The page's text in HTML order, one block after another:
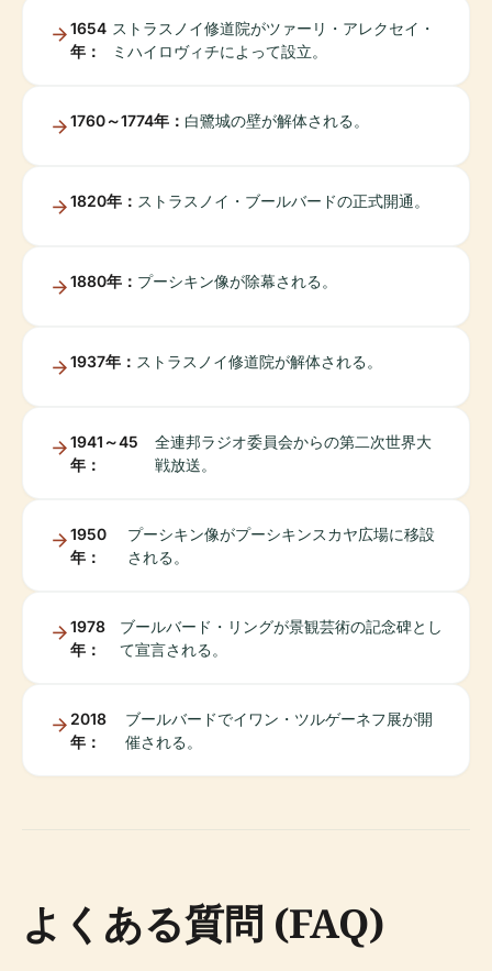
1654
年：
ストラスノイ修道院がツァーリ・アレクセイ・
ミハイロヴィチによって設立。
1760～1774年： 白鷺城の壁が解体される。
1820年： ストラスノイ・ブールバードの正式開通。
1880年： プーシキン像が除幕される。
1937年： ストラスノイ修道院が解体される。
1941～45
年：
全連邦ラジオ委員会からの第二次世界大
戦放送。
1950
年：
プーシキン像がプーシキンスカヤ広場に移設
される。
1978
年：
ブールバード・リングが景観芸術の記念碑とし
て宣言される。
2018
年：
ブールバードでイワン・ツルゲーネフ展が開
催される。
よくある質問 (FAQ)